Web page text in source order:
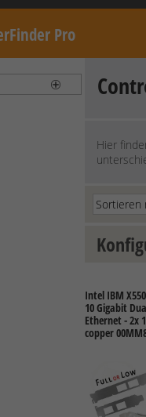
Pro
Hier
Intel IBM
10 Gigabit
Ethernet - 2x
copper